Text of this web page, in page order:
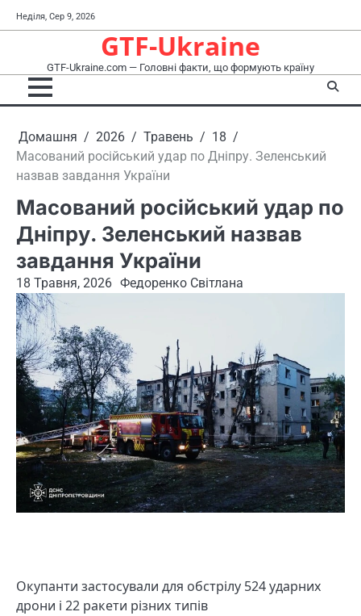
до
Неділя, Сер 9, 2026
GTF-Ukraine
GTF-Ukraine.com — Головні факти, що формують країну
Домашня 2026 Травень
18
Масований російський удар по Дніпру. Зеленський
назвав завдання України
Масований російський удар по
Дніпру. Зеленський назвав
завдання України
18 Травня, 2026 Федоренко Світлана
Окупанти застосували для обстрілу 524 ударних
дрони і 22 ракети різних типів